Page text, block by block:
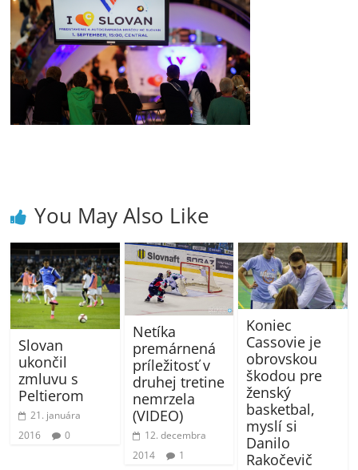
You May Also Like
Slovan
ukončil
zmluvu s
Peltierom
21. januára
2016
0
Netíka
premárnená
príležitosť v
druhej tretine
nemrzela
(VIDEO)
12. decembra
2014
1
Koniec
Cassovie je
obrovskou
škodou pre
ženský
basketbal,
myslí si
Danilo
Rakočevič